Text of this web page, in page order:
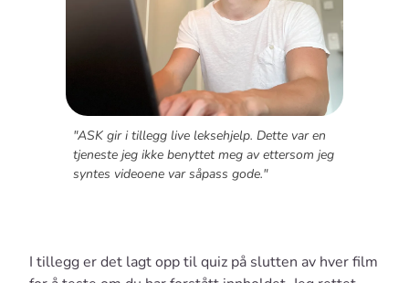
"ASK gir i tillegg live leksehjelp. Dette var en
tjeneste jeg ikke benyttet meg av ettersom jeg
syntes videoene var såpass gode."
I tillegg er det lagt opp til quiz på slutten av hver film